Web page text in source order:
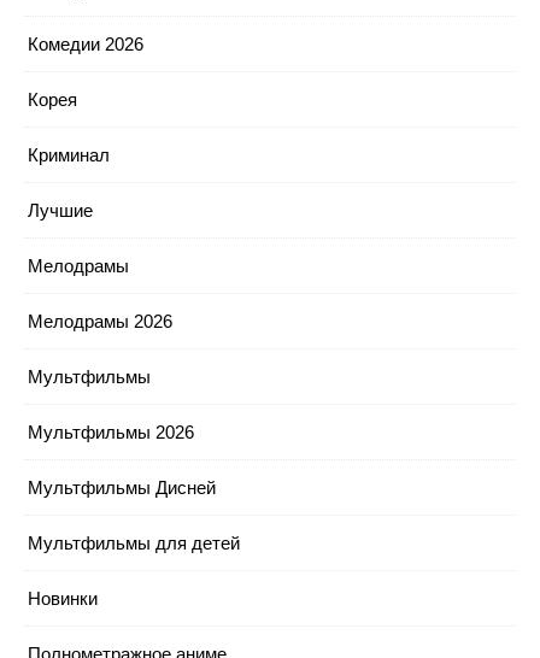
Комедии 2026
Корея
Криминал
Лучшие
Мелодрамы
Мелодрамы 2026
Мультфильмы
Мультфильмы 2026
Мультфильмы Дисней
Мультфильмы для детей
Новинки
Полнометражное аниме